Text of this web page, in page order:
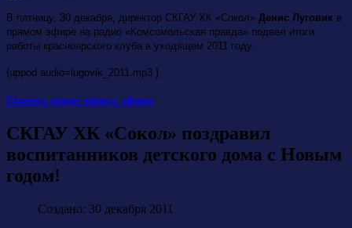
В пятницу, 30 декабря, директор СКГАУ ХК «Сокол» Денис Луговик в
прямом эфире на радио «Комсомольская правда» подвел итоги
работы красноярского клуба в уходящем 2011 году.
{uppod audio=lugovik_2011.mp3 }
Скачать аудио запись эфира
СКГАУ ХК «Сокол» поздравил
воспитанников детского дома с Новым
годом!
Создано: 30 декабря 2011